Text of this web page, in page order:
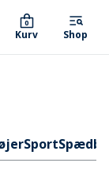
Kurv
0
Shop
Sport